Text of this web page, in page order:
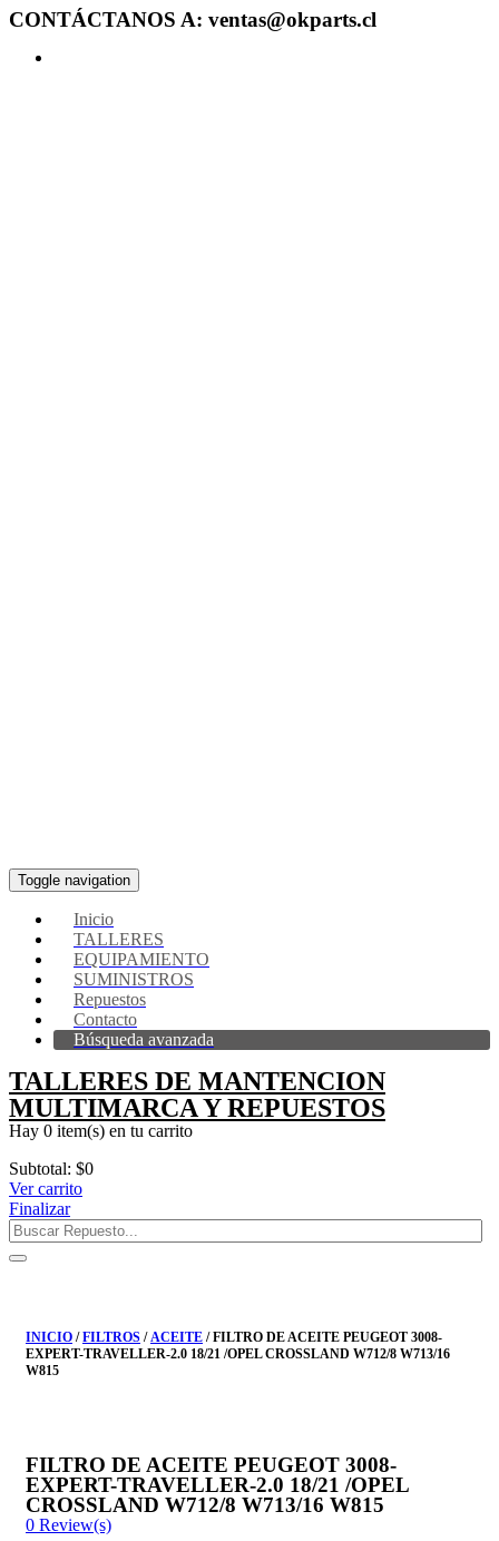
CONTÁCTANOS A: ventas@okparts.cl
Toggle navigation
Inicio
TALLERES
EQUIPAMIENTO
SUMINISTROS
Repuestos
Contacto
Búsqueda avanzada
TALLERES DE MANTENCION
MULTIMARCA Y REPUESTOS
Hay 0 item(s) en tu carrito
Subtotal: $0
Ver carrito
Finalizar
INICIO /FILTROS /ACEITE / FILTRO DE ACEITE PEUGEOT 3008-
EXPERT-TRAVELLER-2.0 18/21 /OPEL CROSSLAND W712/8 W713/16
W815
FILTRO DE ACEITE PEUGEOT 3008-
EXPERT-TRAVELLER-2.0 18/21 /OPEL
CROSSLAND W712/8 W713/16 W815
0 Review(s)